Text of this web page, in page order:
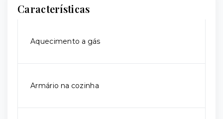
Características
Aquecimento a gás
Armário na cozinha